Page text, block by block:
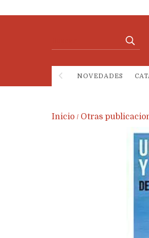
NOVEDADES
Inicio / Otras